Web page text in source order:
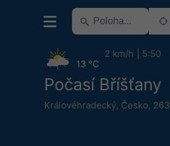
Počasí Bříšťany
Královéhradecký, Česko,
13 °C
2 km/h 5:50